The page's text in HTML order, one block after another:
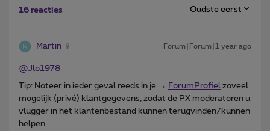
16 reacties Oudste eerst
Martin Forum|Forum|1 year ago
@Jlo1978
Tip: Noteer in ieder geval reeds in je → ForumProfiel zoveel
mogelijk (privé) klantgegevens, zodat de PX moderatoren u
vlugger in het klantenbestand kunnen terugvinden/kunnen
helpen.